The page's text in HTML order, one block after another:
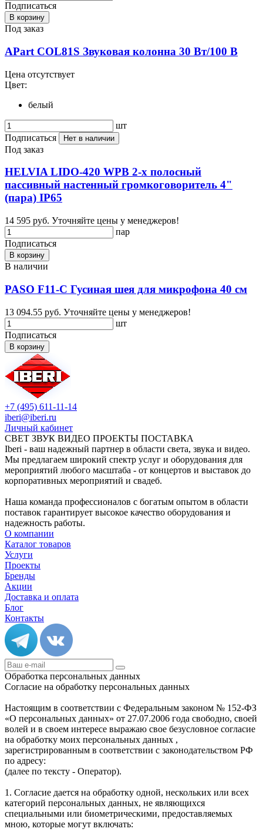
Подписаться
В корзину
Под заказ
APart COL81S Звуковая колонна 30 Вт/100 В
Цена отсутствует
Цвет:
белый
шт
Подписаться
Нет в наличии
Под заказ
HELVIA LIDO-420 WPB 2-х полосный
пассивный настенный громкоговоритель 4"
(пара) IP65
14 595 руб. Уточняйте цены у менеджеров!
пар
Подписаться
В корзину
В наличии
PASO F11-C Гусиная шея для микрофона 40 см
13 094.55 руб. Уточняйте цены у менеджеров!
шт
Подписаться
В корзину
+7 (495) 611-11-14
iberi@iberi.ru
Личный кабинет
СВЕТ ЗВУК ВИДЕО ПРОЕКТЫ ПОСТАВКА
Iberi - ваш надежный партнер в области света, звука и видео.
Мы предлагаем широкий спектр услуг и оборудования для
мероприятий любого масштаба - от концертов и выставок до
корпоративных мероприятий и свадеб.
Наша команда профессионалов с богатым опытом в области
поставок гарантирует высокое качество оборудования и
надежность работы.
О компании
Каталог товаров
Услуги
Проекты
Бренды
Акции
Доставка и оплата
Блог
Контакты
Обработка персональных данных
Согласие на обработку персональных данных
Настоящим в соответствии с Федеральным законом № 152-ФЗ
«О персональных данных» от 27.07.2006 года свободно, своей
волей и в своем интересе выражаю свое безусловное согласие
на обработку моих персональных данных ,
зарегистрированным в соответствии с законодательством РФ
по адресу:
(далее по тексту - Оператор).
1. Согласие дается на обработку одной, нескольких или всех
категорий персональных данных, не являющихся
специальными или биометрическими, предоставляемых
мною, которые могут включать: